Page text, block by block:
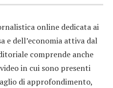
online dedicata ai
e dell’economia attiva dal
comprende anche
in cui sono presenti
di approfondimento,